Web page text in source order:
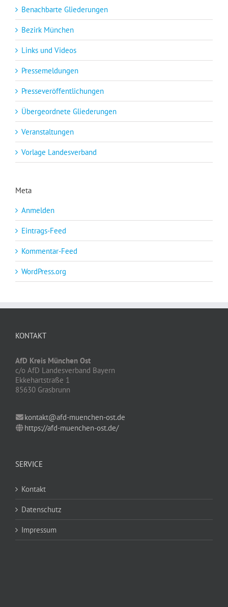
Benachbarte Gliederungen
Bezirk München
Links und Videos
Pressemeldungen
Presseveröffentlichungen
Übergeordnete Gliederungen
Veranstaltungen
Vorlage Landesverband
Meta
Anmelden
Eintrags-Feed
Kommentar-Feed
WordPress.org
KONTAKT
AfD Kreis München Ost
c/o AfD Landesverband Bayern
Ekkehartstraße 1
85630 Grasbrunn
kontakt@afd-muenchen-ost.de
https://afd-muenchen-ost.de/
SERVICE
Kontakt
Datenschutz
Impressum